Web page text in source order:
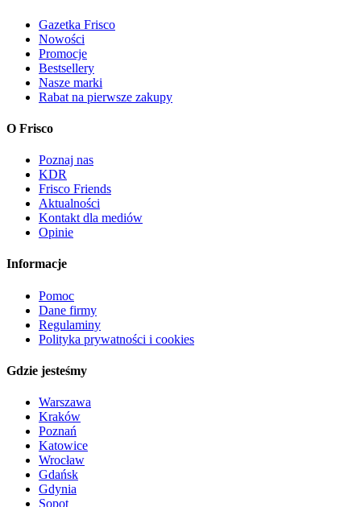
Gazetka Frisco
Nowości
Promocje
Bestsellery
Nasze marki
Rabat na pierwsze zakupy
O Frisco
Poznaj nas
KDR
Frisco Friends
Aktualności
Kontakt dla mediów
Opinie
Informacje
Pomoc
Dane firmy
Regulaminy
Polityka prywatności i cookies
Gdzie jesteśmy
Warszawa
Kraków
Poznań
Katowice
Wrocław
Gdańsk
Gdynia
Sopot